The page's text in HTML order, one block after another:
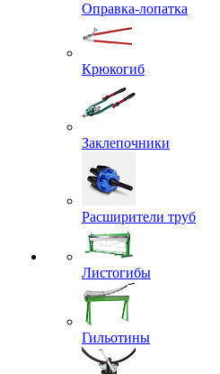
Оправка-лопатка
Крюкогиб
Заклепочники
Расширители труб
Листогибы
Гильотины